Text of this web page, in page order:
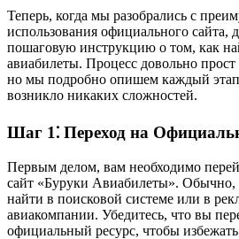
Теперь, когда мы разобрались с
использования официального сайта,
пошаговую инструкцию о том, как
авиабилеты. Процесс довольно
но мы подробно опишем каждый
возникло никаких сложностей.
Шаг 1⁚ Переход на
Первым делом, вам необходимо
сайт «Буруки Авиабилеты». Обычно,
найти в поисковой системе или в
авиакомпании. Убедитесь, что вы
официальный ресурс, чтобы